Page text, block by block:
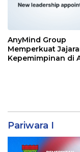
AnyMind Group
Memperkuat
Kepemimpinan di
Pariwara I